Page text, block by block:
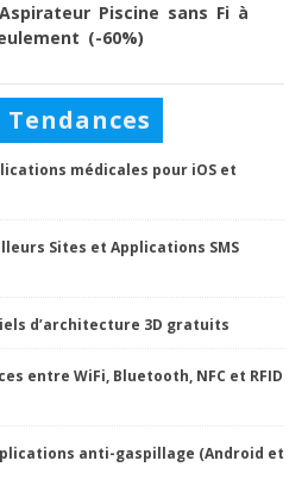
Piscine sans Fi à
(-60%)
Tendances
médicales pour iOS et
Sites et Applications SMS
d’architecture 3D gratuits
entre WiFi, Bluetooth, NFC et RFID
anti-gaspillage (Android et